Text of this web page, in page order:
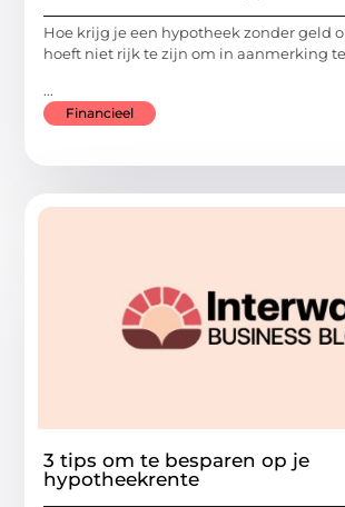
Hoe krijg je een hypotheek zonder geld
hoeft niet rijk te zijn om in aanmerking te
...
Financieel
3 tips om te besparen op je
hypotheekrente